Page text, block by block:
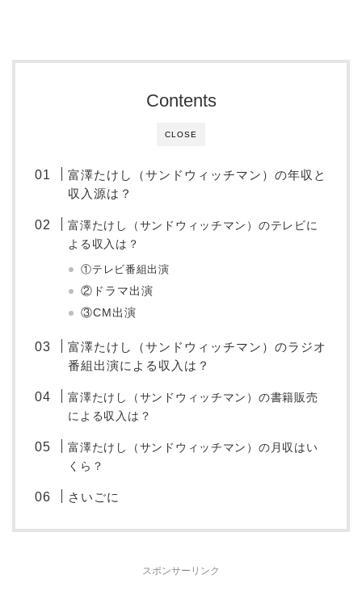
CLOSE
Contents
富澤たけし（サンドウィッチマン）の年収と
収入源は？
富澤たけし（サンドウィッチマン）のテレビに
よる収入は？
①テレビ番組出演
②ドラマ出演
③CM出演
富澤たけし（サンドウィッチマン）のラジオ
番組出演による収入は？
富澤たけし（サンドウィッチマン）の書籍販売
による収入は？
富澤たけし（サンドウィッチマン）の月収はい
くら？
さいごに
スポンサーリンク